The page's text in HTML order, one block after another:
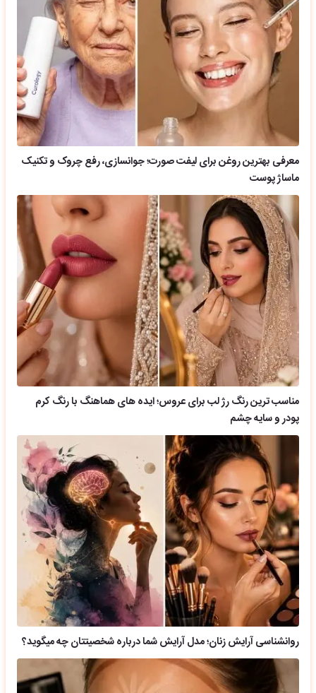
معرفی بهترین روغن برای لیفت صورت؛ جوانسازی، رفع چروک و تکنیک
ماساژ پوست
مناسب ترین رنگ رژ لب برای عروس؛ ایده های هماهنگ با رنگ کرم
پودر و سایه چشم
روانشناسی آرایش زنان؛ مدل آرایش شما درباره شخصیتتان چه میگوید؟